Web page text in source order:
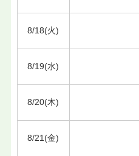
8/18(火)
8/19(水)
8/20(木)
8/21(金)